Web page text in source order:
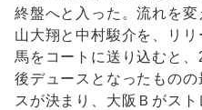
終盤へと入った。流れを
山大翔と中村駿介を、リ
馬をコートに送り込むと
後デュースとなったもの
スが決まり、大阪Ｂがス